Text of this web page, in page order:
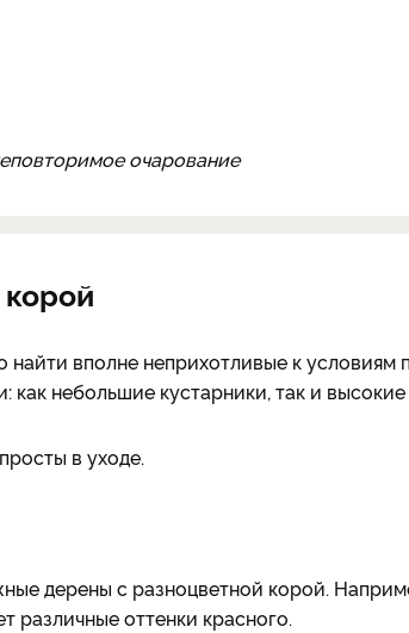
очарование
вполне неприхотливые к условиям
небольшие кустарники, так и высокие
в уходе.
дерены с разноцветной корой.
различные оттенки красного.